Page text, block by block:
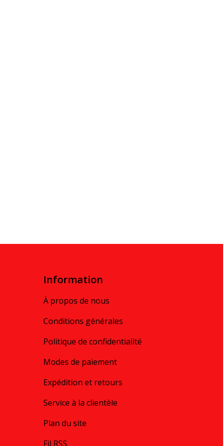
Information
À propos de nous
Conditions générales
Politique de confidentialité
Modes de paiement
Expédition et retours
Service à la clientèle
Plan du site
Fil RSS